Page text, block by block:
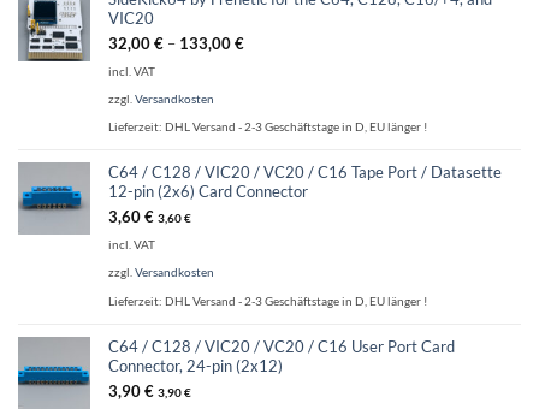
VIC20
32,00€ – 133,00€
incl. VAT
zzgl. Versandkosten
Lieferzeit: DHL Versand - 2-3 Geschäftstage in D, EU länger !
C64 / C128 / VIC20 / VC20 / C16 Tape Port / Datasette
12-pin (2x6) Card Connector
3,60€ 3,60€
incl. VAT
zzgl. Versandkosten
Lieferzeit: DHL Versand - 2-3 Geschäftstage in D, EU länger !
C64 / C128 / VIC20 / VC20 / C16 User Port Card
Connector, 24-pin (2x12)
3,90€ 3,90€